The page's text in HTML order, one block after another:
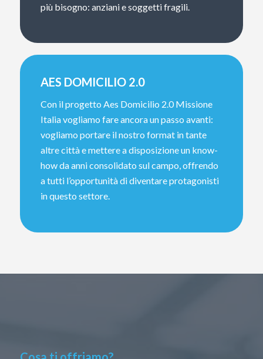
più bisogno: anziani e soggetti fragili.
AES DOMICILIO 2.0
Con il progetto Aes Domicilio 2.0 Missione
Italia vogliamo fare ancora un passo avanti:
vogliamo portare il nostro format in tante
altre città e mettere a disposizione un know-
how da anni consolidato sul campo, offrendo
a tutti l’opportunità di diventare protagonisti
in questo settore.